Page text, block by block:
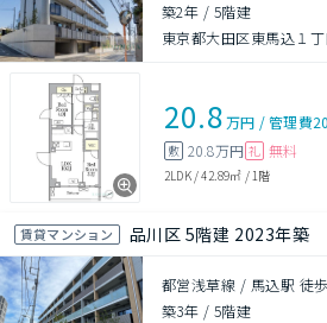
築2年 / 5階建
東京都大田区東馬込１丁
20.8万円 /管理費
敷 20.8万円 礼 無料
2LDK/42.89㎡ / 1階
賃貸マンション 品川区 5階建 2023年築
都営浅草線 / 馬込駅 徒
築3年 / 5階建